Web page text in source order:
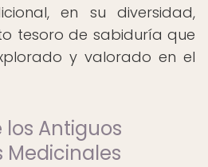
en su diversidad,
tesoro de sabiduría que
y valorado en el
los Antiguos
Medicinales